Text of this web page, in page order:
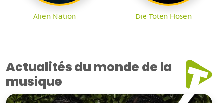
Alien Nation Die Toten Hosen
Actualités du monde de la
musique